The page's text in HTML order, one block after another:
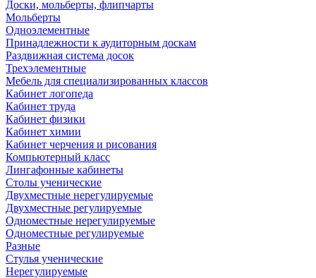
Доски, мольберты, флипчарты
Мольберты
Одноэлементные
Принадлежности к аудиторным доскам
Раздвижная система досок
Трехэлементные
Мебель для специализированных классов
Кабинет логопеда
Кабинет труда
Кабинет физики
Кабинет химии
Кабинет черчения и рисования
Компьютерный класс
Лингафонные кабинеты
Столы ученические
Двухместные нерегулируемые
Двухместные регулируемые
Одноместные нерегулируемые
Одноместные регулируемые
Разные
Стулья ученические
Нерегулируемые